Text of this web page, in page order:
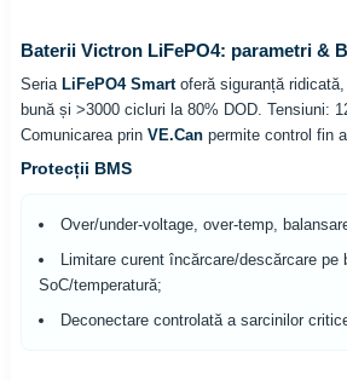
Baterii Victron LiFePO4: parametri &
Seria LiFePO4 Smartoferă siguranță
bună și >3000 cicluri la 80% DOD. Tensiuni:
Comunicarea prin VE.Can permite control fin
Protecții BMS
Over/under-voltage, over-temp,
Limitare curent încărcare/descărcare pe
SoC/temperatură;
Deconectare controlată a sarcinilor